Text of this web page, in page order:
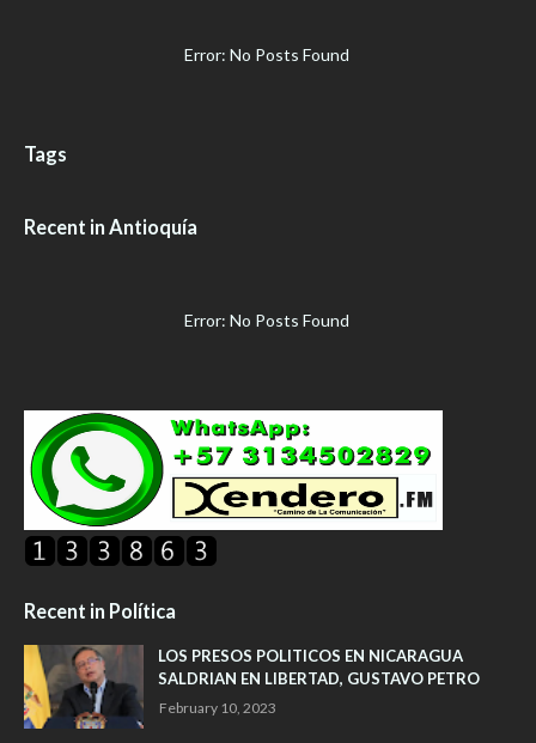
Error: No Posts Found
Tags
Recent in Antioquía
Error: No Posts Found
Recent in Política
LOS PRESOS POLITICOS EN NICARAGUA
SALDRIAN EN LIBERTAD, GUSTAVO PETRO
February 10, 2023